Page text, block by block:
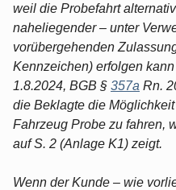
weil die Probefahrt
naheliegender – unter
vorübergehenden
Kennzeichen) erfolgen
1.8.2024, BGB § 357a Rn.
die Beklagte die
Fahrzeug Probe zu fahren,
auf S. 2 (Anlage K1) zeigt.
Wenn der Kunde – wie